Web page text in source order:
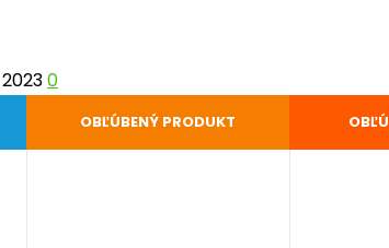
0
OBĽÚBENÝ PRODUKT